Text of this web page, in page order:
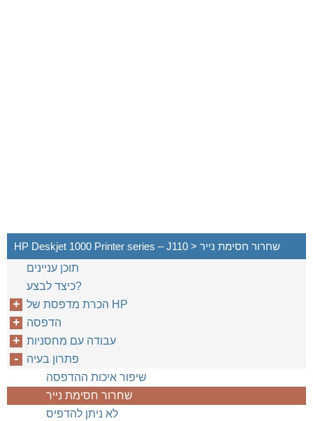
HP Deskjet 1000 Printer series – J110 > שחרור חסימת נייר
תוכן עניינים
כיצד לבצע?
הכרת מדפסת של HP‎
הדפסה
עבודה עם מחסניות
פתרון בעיה
שיפור איכות ההדפסה
שחרור חסימת נייר
לא ניתן להדפיס